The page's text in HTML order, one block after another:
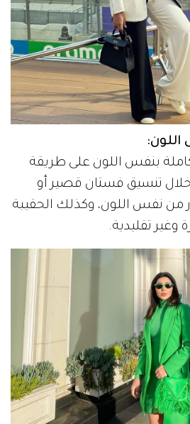
بنفس اللون على طريقة
خلال تنسيق فستان قصير أو
من نفس اللون، وكذلك الحقيبة
وغير تقليدية.